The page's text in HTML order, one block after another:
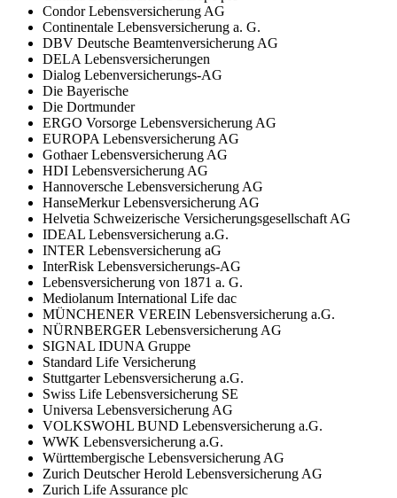
Condor Lebensversicherung AG
Continentale Lebensversicherung a. G.
DBV Deutsche Beamtenversicherung AG
DELA Lebensversicherungen
Dialog Lebenversicherungs-AG
Die Bayerische
Die Dortmunder
ERGO Vorsorge Lebensversicherung AG
EUROPA Lebensversicherung AG
Gothaer Lebensversicherung AG
HDI Lebensversicherung AG
Hannoversche Lebensversicherung AG
HanseMerkur Lebensversicherung AG
Helvetia Schweizerische Versicherungsgesellschaft AG
IDEAL Lebensversicherung a.G.
INTER Lebensversicherung aG
InterRisk Lebensversicherungs-AG
Lebensversicherung von 1871 a. G.
Mediolanum International Life dac
MÜNCHENER VEREIN Lebensversicherung a.G.
NÜRNBERGER Lebensversicherung AG
SIGNAL IDUNA Gruppe
Standard Life Versicherung
Stuttgarter Lebensversicherung a.G.
Swiss Life Lebensversicherung SE
Universa Lebensversicherung AG
VOLKSWOHL BUND Lebensversicherung a.G.
WWK Lebensversicherung a.G.
Württembergische Lebensversicherung AG
Zurich Deutscher Herold Lebensversicherung AG
Zurich Life Assurance plc